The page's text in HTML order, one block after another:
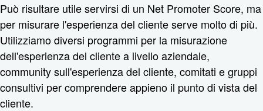
Può risultare utile servirsi di un Net Promoter Score, ma
per misurare l'esperienza del cliente serve molto di più.
Utilizziamo diversi programmi per la misurazione
dell'esperienza del cliente a livello aziendale,
community sull'esperienza del cliente, comitati e gruppi
consultivi per comprendere appieno il punto di vista del
cliente.